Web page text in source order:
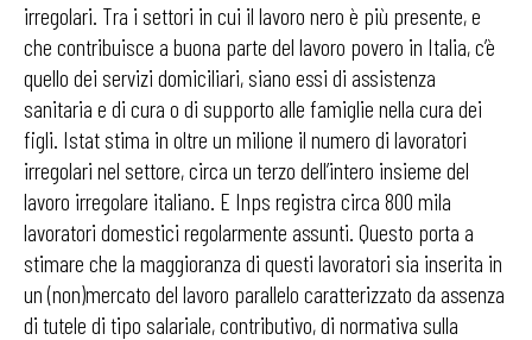
irregolari. Tra i settori in cui il lavoro nero è più presente, e
che contribuisce a buona parte del lavoro povero in Italia, c’è
quello dei servizi domiciliari, siano essi di assistenza
sanitaria e di cura o di supporto alle famiglie nella cura dei
figli. Istat stima in oltre un milione il numero di lavoratori
irregolari nel settore, circa un terzo dell’intero insieme del
lavoro irregolare italiano. E Inps registra circa 800 mila
lavoratori domestici regolarmente assunti. Questo porta a
stimare che la maggioranza di questi lavoratori sia inserita in
un (non)mercato del lavoro parallelo caratterizzato da assenza
di tutele di tipo salariale, contributivo, di normativa sulla